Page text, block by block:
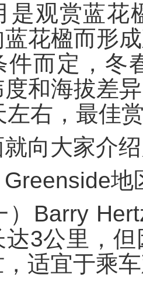
赏蓝花楹
花楹而形
件而定，冬
和海拔差
左右，最佳
大家介绍
地
达3公里，
适宜于乘